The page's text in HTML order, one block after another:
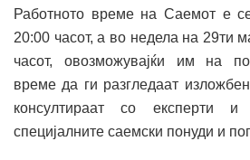
Работното време на Саемот е
20:00 часот, а во недела на 29ти
часот, овозможувајќи им на
време да ги разгледаат
консултираат со експерти
специјалните саемски понуди и